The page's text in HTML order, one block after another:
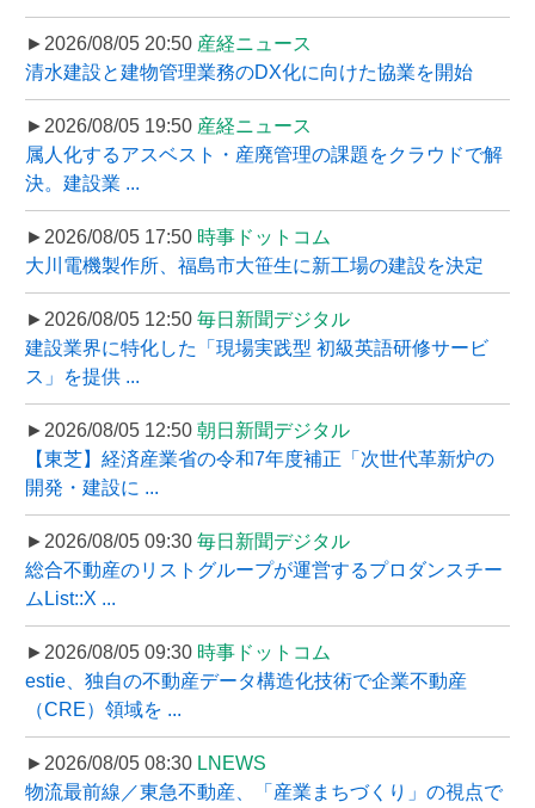
►2026/08/05 20:50 産経ニュース
清水建設と建物管理業務のDX化に向けた協業を開始
►2026/08/05 19:50 産経ニュース
属人化するアスベスト・産廃管理の課題をクラウドで解
決。建設業 ...
►2026/08/05 17:50 時事ドットコム
大川電機製作所、福島市大笹生に新工場の建設を決定
►2026/08/05 12:50 毎日新聞デジタル
建設業界に特化した「現場実践型 初級英語研修サービ
ス」を提供 ...
►2026/08/05 12:50 朝日新聞デジタル
【東芝】経済産業省の令和7年度補正「次世代革新炉の
開発・建設に ...
►2026/08/05 09:30 毎日新聞デジタル
総合不動産のリストグループが運営するプロダンスチー
ムList::X ...
►2026/08/05 09:30 時事ドットコム
estie、独自の不動産データ構造化技術で企業不動産
（CRE）領域を ...
►2026/08/05 08:30 LNEWS
物流最前線／東急不動産、「産業まちづくり」の視点で